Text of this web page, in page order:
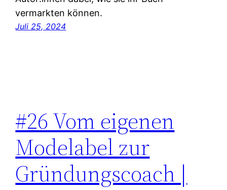
vermarkten können.
Juli 25, 2024
#26 Vom eigenen
Modelabel zur
Gründungscoach |